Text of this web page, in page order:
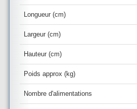
Longueur (cm)
Largeur (cm)
Hauteur (cm)
Poids approx (kg)
Nombre d'alimentations